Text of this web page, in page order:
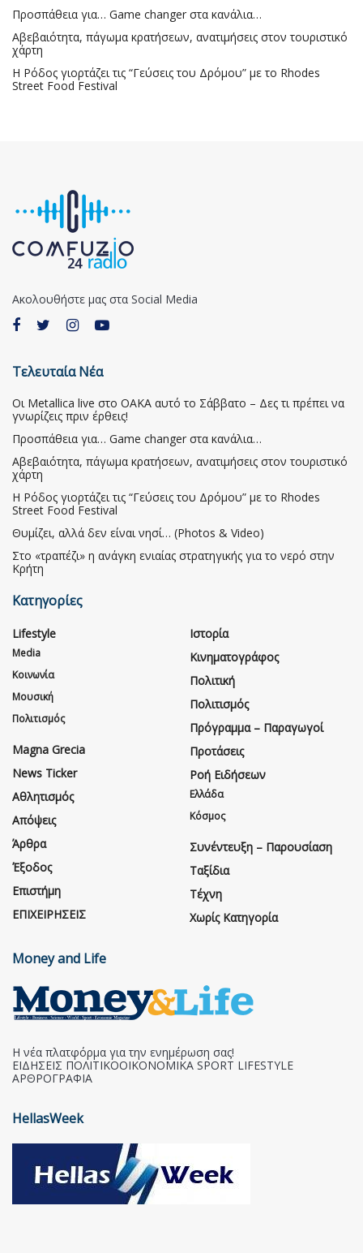
Προσπάθεια για… Game changer στα κανάλια…
Αβεβαιότητα, πάγωμα κρατήσεων, ανατιμήσεις στον τουριστικό
χάρτη
Η Ρόδος γιορτάζει τις “Γεύσεις του Δρόμου” με το Rhodes
Street Food Festival
Ακολουθήστε μας στα Social Media
Τελευταία Νέα
Οι Metallica live στο ΟΑΚΑ αυτό το Σάββατο – Δες τι πρέπει να
γνωρίζεις πριν έρθεις!
Προσπάθεια για… Game changer στα κανάλια…
Αβεβαιότητα, πάγωμα κρατήσεων, ανατιμήσεις στον τουριστικό
χάρτη
Η Ρόδος γιορτάζει τις “Γεύσεις του Δρόμου” με το Rhodes
Street Food Festival
Θυμίζει, αλλά δεν είναι νησί… (Photos & Video)
Στο «τραπέζι» η ανάγκη ενιαίας στρατηγικής για το νερό στην
Κρήτη
Κατηγορίες
Lifestyle
Media
Κοινωνία
Μουσική
Πολιτισμός
Magna Grecia
News Ticker
Αθλητισμός
Απόψεις
Άρθρα
Έξοδος
Επιστήμη
ΕΠΙΧΕΙΡΗΣΕΙΣ
Ιστορία
Κινηματογράφος
Πολιτική
Πολιτισμός
Πρόγραμμα – Παραγωγοί
Προτάσεις
Ροή Ειδήσεων
Ελλάδα
Κόσμος
Συνέντευξη – Παρουσίαση
Ταξίδια
Τέχνη
Χωρίς Κατηγορία
Money and Life
Η νέα πλατφόρμα για την ενημέρωση σας!
ΕΙΔΗΣΕΙΣ ΠΟΛΙΤΙΚΟΟΙΚΟΝΟΜΙΚΑ SPORT LIFESTYLE
ΑΡΘΡΟΓΡΑΦΙΑ
HellasWeek